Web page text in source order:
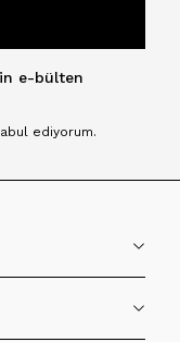
e-bülten
ediyorum.